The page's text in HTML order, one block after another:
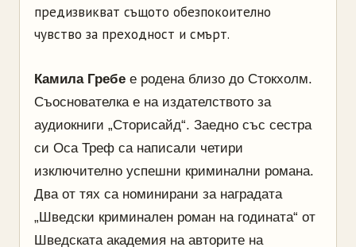
предизвикват същото обезпокоително
чувство за преходност и смърт.
Камила Гребе е родена близо до Стокхолм.
Съоснователка е на издателството за
аудиокниги „Сторисайд“. Заедно със сестра
си Оса Треф са написали четири
изключително успешни криминални романа.
Два от тях са номинирани за наградата
„Шведски криминален роман на годината“ от
Шведската академия на авторите на